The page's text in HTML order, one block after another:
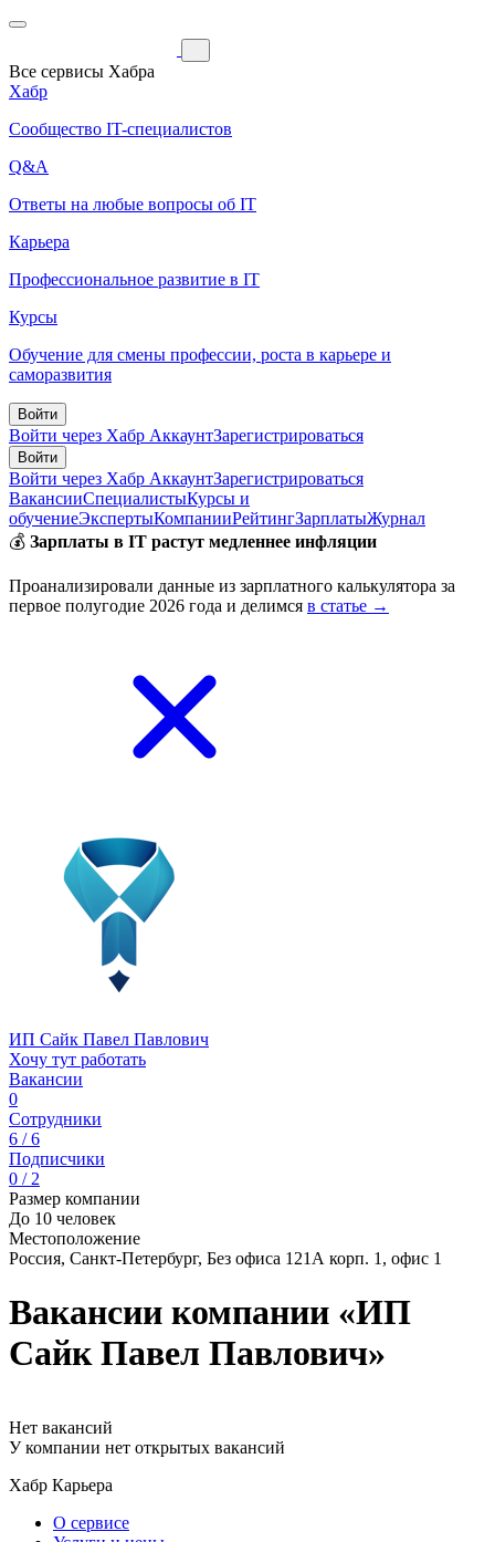
Все сервисы Хабра
Хабр
Сообщество IT-специалистов
Q&A
Ответы на любые вопросы об IT
Карьера
Профессиональное развитие в IT
Курсы
Обучение для смены профессии, роста в карьере и
саморазвития
Войти
Войти через Хабр АккаунтЗарегистрироваться
Войти
Войти через Хабр АккаунтЗарегистрироваться
ВакансииСпециалистыКурсы и
обучениеЭкспертыКомпанииРейтингЗарплатыЖурнал
💰 Зарплаты в IT растут медленнее инфляции
Проанализировали данные из зарплатного калькулятора за
первое полугодие 2026 года и делимся в статье →
ИП Сайк Павел Павлович
Хочу тут работать
Вакансии
0
Сотрудники
6 / 6
Подписчики
0 / 2
Размер компании
До 10 человек
Местоположение
Россия, Санкт-Петербург, Без офиса 121А корп. 1, офис 1
Вакансии компании «ИП
Сайк Павел Павлович»
Нет вакансий
У компании нет открытых вакансий
Хабр Карьера
О сервисе